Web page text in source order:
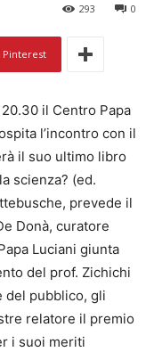
0
293
Pinterest
il Centro Papa
l’incontro con il
il suo ultimo libro
scienza? (ed.
prevede il
Donà, curatore
Luciani giunta
del prof. Zichichi
del pubblico, gli
relatore il premio
i suoi meriti